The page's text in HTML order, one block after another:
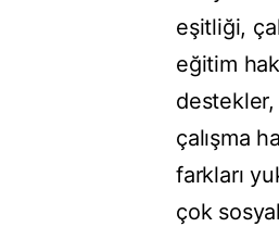
eşitliği,
eğitim
destekler,
çalışma
farkları
çok